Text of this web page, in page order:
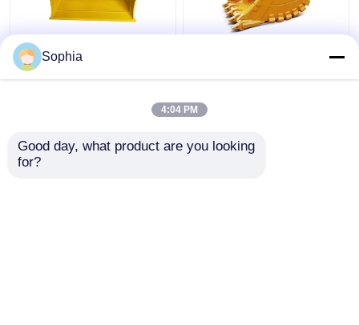
Bangunan Excavator
Crushing Bucket Grab
Ditching Bucket
ISO9001
Sophia
4:04 PM
Good day, what product are you looking
for?